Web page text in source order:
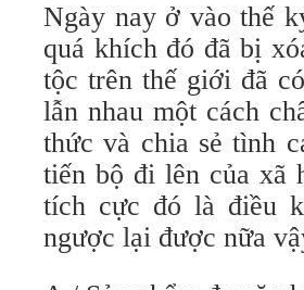
Ngày nay ở vào thế
quá khích đó đã bị
tộc trên thế giới đã
lẫn nhau một cách
thức và chia sẻ tình
tiến bộ đi lên của xã
tích cực đó là điều
ngược lại được nữa